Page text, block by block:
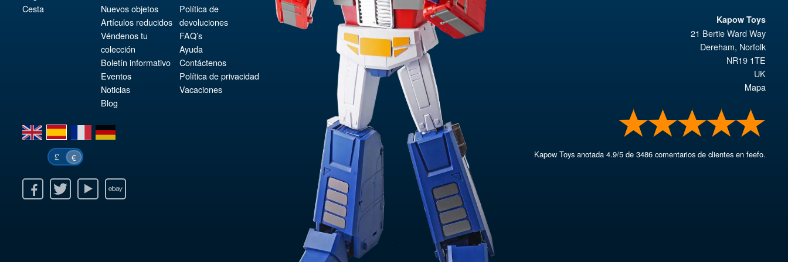
Cesta
Nuevos objetos
Artículos reducidos
Véndenos tu
colección
Boletín informativo
Eventos
Noticias
Blog
Política de
devoluciones
FAQ’s
Ayuda
Contáctenos
Política de privacidad
Vacaciones
en es fr de
£ €
Youtube Ebay
Kapow Toys
21 Bertie Ward Way
Dereham, Norfolk
NR19 1TE
UK
Mapa
Kapow Toys anotada4.9/5 de3486 comentarios de clientes en feefo.